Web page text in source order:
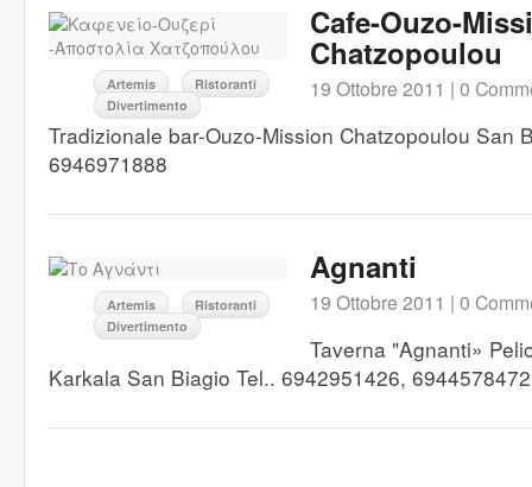
Artemis
Ristoranti
Divertimento
Cafe-Ouzo-
Chatzopoulou
19 Ottobre 2011 | 0
Tradizionale bar-Ouzo-Mission Chatzopoulou San
6946971888
Artemis
Ristoranti
Divertimento
Agnanti
19 Ottobre 2011 | 0
Taverna "Agnanti»
Karkala San Biagio Tel.. 6942951426, 6944578472